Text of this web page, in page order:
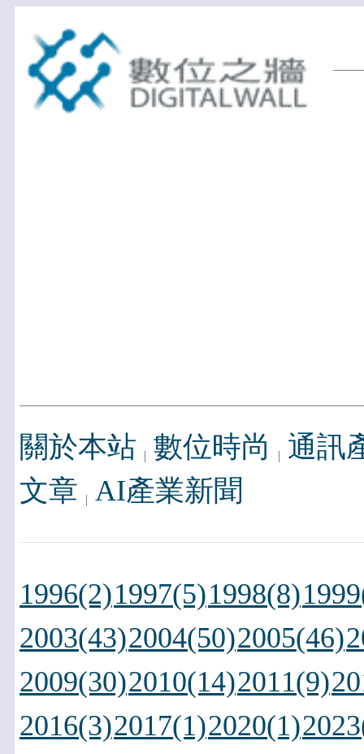
關於本站 數位時尚
通訊
文章 AI產業新聞
1996(2)1997(5)1998(8)
2003(43)2004(50)2005(46)
2009(30)2010(14)2011(9)
2016(3)2017(1)2020(1)